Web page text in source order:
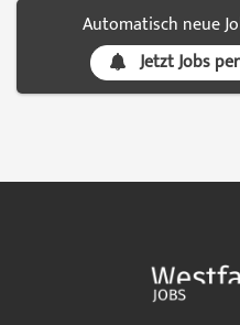
Automatisch neue
Jetzt Jobs